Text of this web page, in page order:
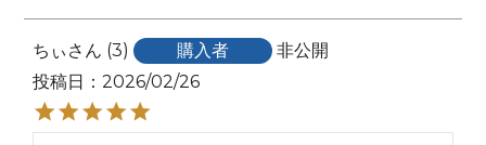
ちぃ 3 購入者
非公開
投稿日
2026/02/26